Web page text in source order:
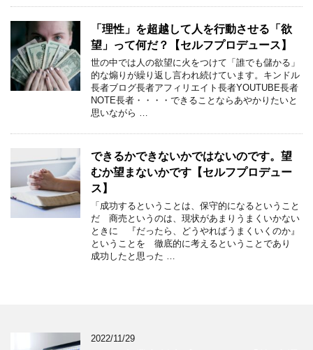
「理性」を超越して人を行動させる「欲
望」って何だ？【セルフプロデュース】
世の中では人の欲望に火をつけて「誰でも儲かる」
的な煽りが繰り返し言われ続けています。キンドル
長者ブログ長者アフィリエイト長者YOUTUBE長者
NOTE長者・・・・できることならあやかりたいと
思いながら …
できるかできないかではないのです。望
むか望まないかです【セルフプロデュー
ス】
「成功するということは、保守的になるということ
だ 商売というのは、現状があまりうまくいかない
ときに 『だったら、どうやればうまくいくのか』
ということを 徹底的に考えるということであり
成功したと思った …
2022/11/29